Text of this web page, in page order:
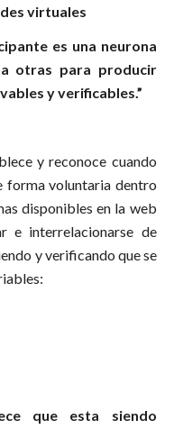
virtuales
es una neurona
otras para producir
y verificables.”
y reconoce cuando
forma voluntaria dentro
disponibles en la web
e interrelacionarse de
y verificando que se
que esta siendo